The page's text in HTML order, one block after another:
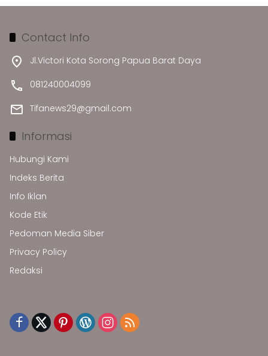
Contact Info
Jl.Victori Kota Sorong Papua Barat Daya
081240004099
Tifanews29@gmail.com
Informasi
Hubungi Kami
Indeks Berita
Info Iklan
Kode Etik
Pedoman Media Siber
Privacy Policy
Redaksi